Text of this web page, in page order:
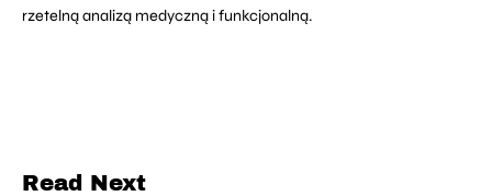
rzetelną analizą medyczną i funkcjonalną.
Read Next